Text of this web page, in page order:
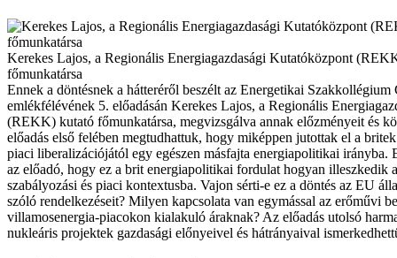
Kerekes Lajos, a Regionális Energiagazdasági Kutatóközpont
főmunkatársa
Ennek a döntésnek a hátteréről beszélt az Energetikai Szakkollégium
emlékfélévének 5. előadásán Kerekes Lajos, a Regionális
(REKK) kutató főmunkatársa, megvizsgálva annak előzményeit és
előadás első felében megtudhattuk, hogy miképpen jutottak el a
piaci liberalizációjától egy egészen másfajta energiapolitikai irányba.
az előadó, hogy ez a brit energiapolitikai fordulat hogyan illeszkedik
szabályozási és piaci kontextusba. Vajon sérti-e ez a döntés az EU
szóló rendelkezéseit? Milyen kapcsolata van egymással az erőművi
villamosenergia-piacokon kialakuló áraknak? Az előadás utolsó
nukleáris projektek gazdasági előnyeivel és hátrányaival